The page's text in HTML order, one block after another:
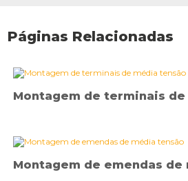
Páginas Relacionadas
Montagem de terminais
Montagem de emendas de